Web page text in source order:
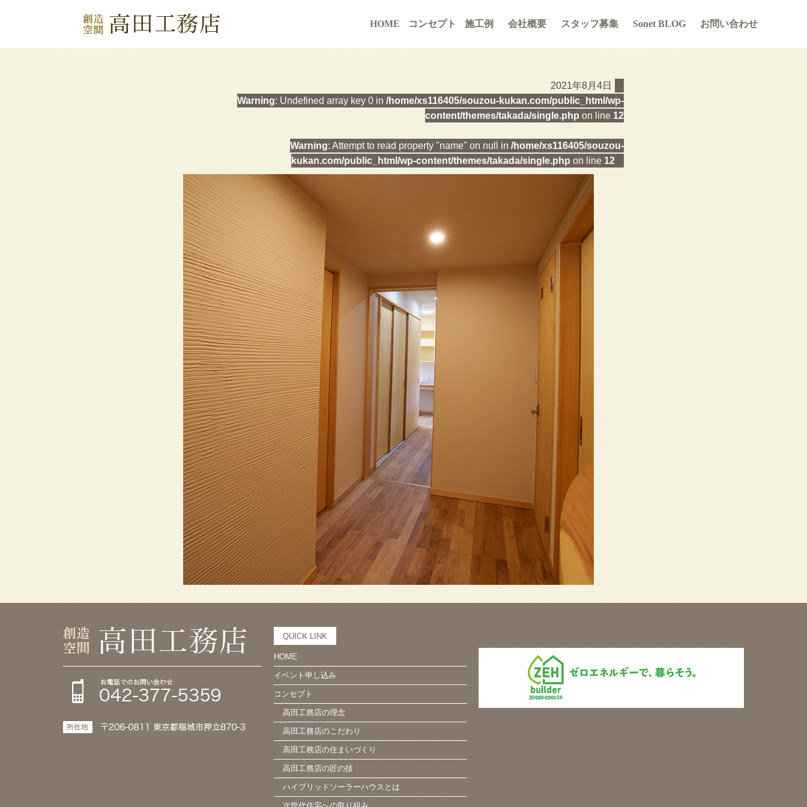
HOME コンセプト 施工例 会社概要 スタッフ募集 Sonet BLOG お問い合わせ
2021年8月4日
Warning: Undefined array key 0 in /home/xs116405/souzou-kukan.com/public_html/wp-
content/themes/takada/single.php on line 12
Warning: Attempt to read property "name" on null in /home/xs116405/souzou-
kukan.com/public_html/wp-content/themes/takada/single.php on line 12
QUICK LINK
HOME
イベント申し込み
コンセプト
高田工務店の理念
高田工務店のこだわり
高田工務店の住まいづくり
高田工務店の匠の技
ハイブリッドソーラーハウスとは